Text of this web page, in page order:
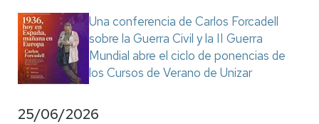
Una conferencia de Carlos Forcadell
sobre la Guerra Civil y la II Guerra
Mundial abre el ciclo de ponencias de
los Cursos de Verano de Unizar
25/06/2026